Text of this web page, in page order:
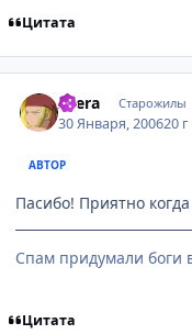
Цитата
Atera Старожилы
30 Января, 200620 г
АВТОР
Пасибо! Приятно
Спам придумали боги
Цитата